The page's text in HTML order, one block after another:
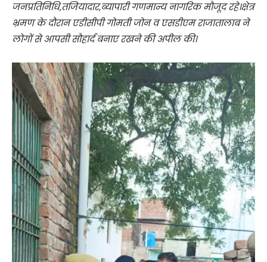
जनप्रतिनिधि,तजियादार,ब्यापारी गणमान्य नागरिक मौजूद रहे।क्षेत्र
भ्रमण के दौरान एडीसीपी गोमती जोन व एसडीएम राजातालाब ने
लोगों से आपसी सौहार्द बनाए रखने की अपील की।